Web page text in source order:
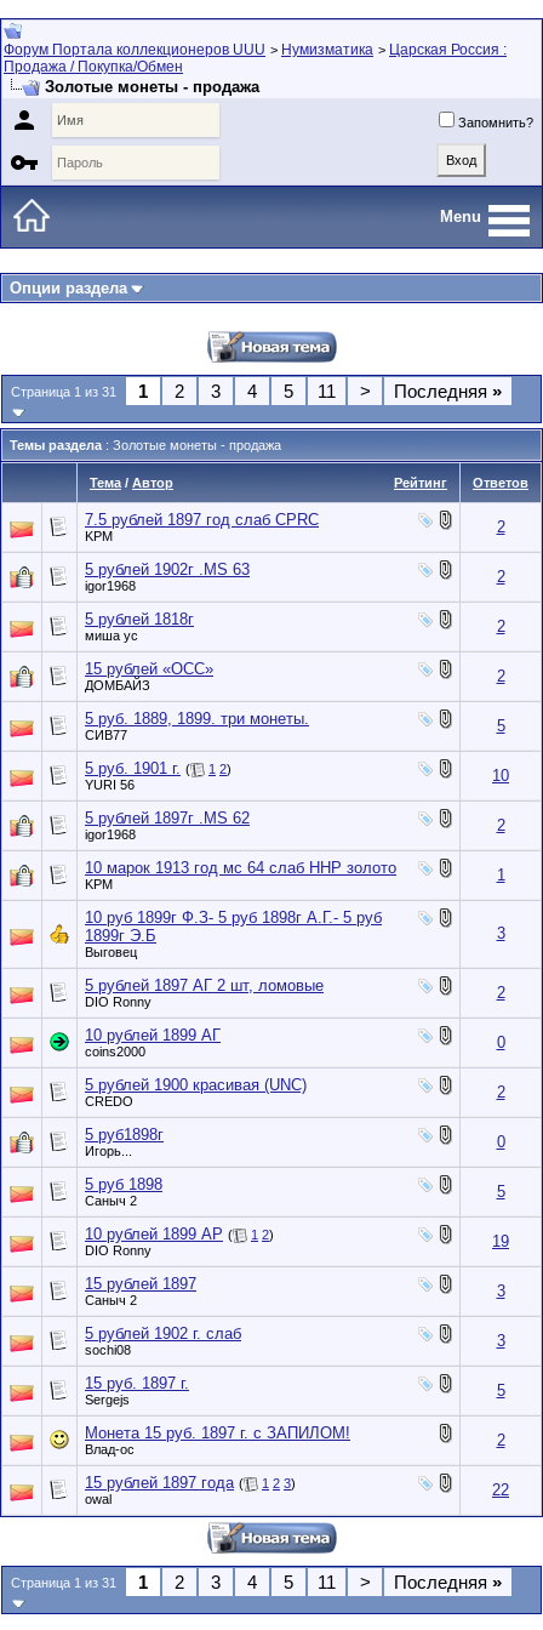
Форум Портала коллекционеров UUU > Нумизматика > Царская Россия :
Продажа / Покупка/Обмен
Золотые монеты - продажа
 Запомнить?

Menu
Опции раздела
Страница 1 из 31 1 2 3 4 5 11 > Последняя »
Темы раздела : Золотые монеты - продажа
Рейтинг
Тема / Автор Ответов
7.5 рублей 1897 год слаб CPRC
KPM 2
5 рублей 1902г .MS 63
igor1968 2
5 рублей 1818г
миша ус 2
15 рублей «ОСС»
ДОМБАЙЗ 2
5 руб. 1889, 1899. три монеты.
СИВ77 5
5 руб. 1901 г. ( 1 2)
YURI 56
10
5 рублей 1897г .MS 62
igor1968 2
10 марок 1913 год мс 64 слаб ННР золото
KPM 1
10 руб 1899г Ф.З- 5 руб 1898г А.Г.- 5 руб
1899г Э.Б
Выговец
3
5 рублей 1897 АГ 2 шт, ломовые
DIO Ronny 2
10 рублей 1899 АГ
coins2000 0
5 рублей 1900 красивая (UNC)
CREDO 2
5 руб1898г
Игорь... 0
5 руб 1898
Саныч 2 5
10 рублей 1899 АР ( 1 2)
DIO Ronny
19
15 рублей 1897
Саныч 2 3
5 рублей 1902 г. слаб
sochi08 3
15 руб. 1897 г.
Sergejs 5
Монета 15 руб. 1897 г. с ЗАПИЛОМ!
Влад-oc 2
15 рублей 1897 года ( 1 2 3)
owal
22
Страница 1 из 31 1 2 3 4 5 11 > Последняя »